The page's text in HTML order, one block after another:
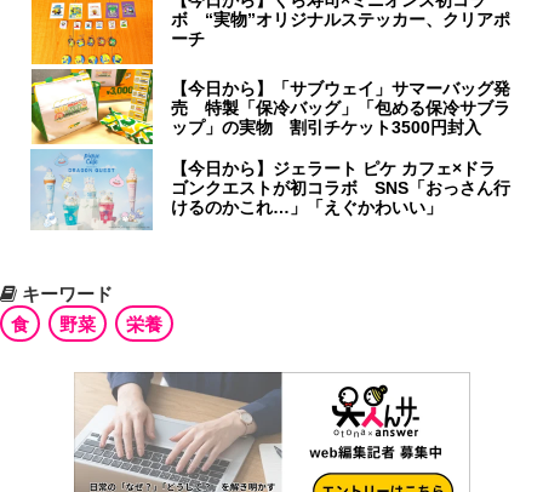
ボ “実物”オリジナルステッカー、クリアポ
ーチ
【今日から】「サブウェイ」サマーバッグ発
売 特製「保冷バッグ」「包める保冷サブラ
ップ」の実物 割引チケット3500円封入
【今日から】ジェラート ピケ カフェ×ドラ
ゴンクエストが初コラボ SNS「おっさん行
けるのかこれ…」「えぐかわいい」
キーワード
食
野菜 栄養